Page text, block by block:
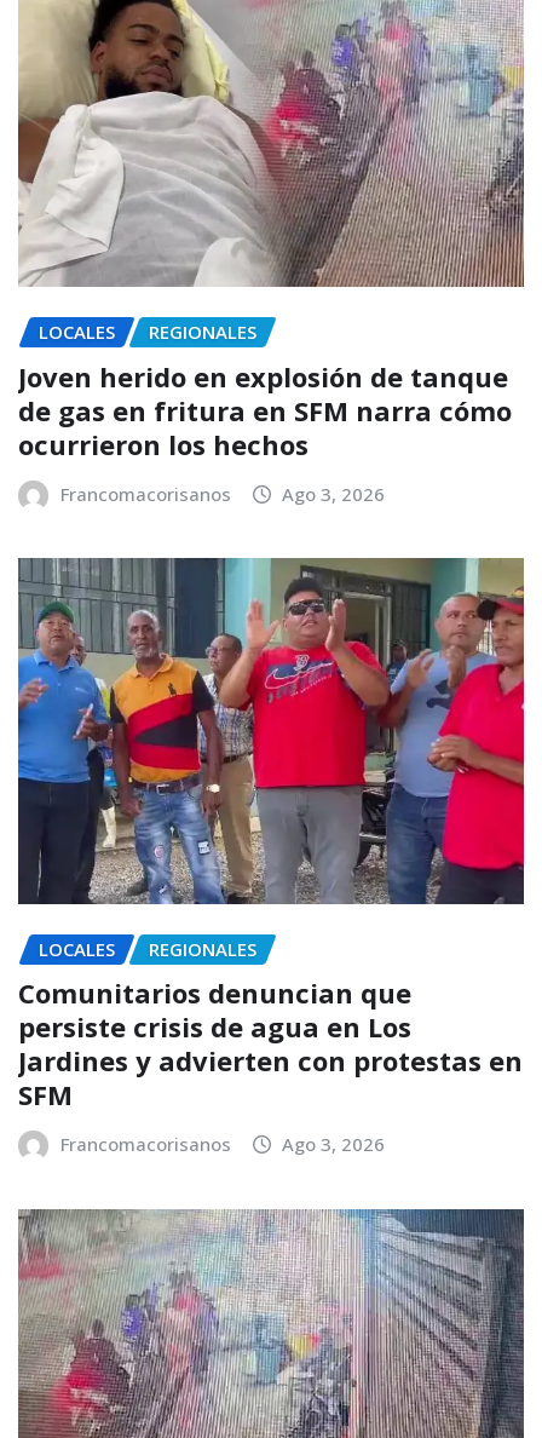
LOCALES REGIONALES
Joven herido en explosión de tanque
de gas en fritura en SFM narra cómo
ocurrieron los hechos
Francomacorisanos Ago 3, 2026
LOCALES REGIONALES
Comunitarios denuncian que
persiste crisis de agua en Los
Jardines y advierten con protestas en
SFM
Francomacorisanos Ago 3, 2026